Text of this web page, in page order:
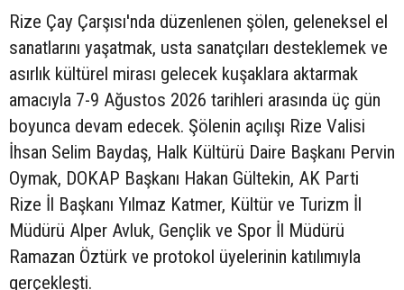
Rize Çay Çarşısı'nda düzenlenen şölen, geleneksel el
sanatlarını yaşatmak, usta sanatçıları desteklemek ve
asırlık kültürel mirası gelecek kuşaklara aktarmak
amacıyla 7-9 Ağustos 2026 tarihleri arasında üç gün
boyunca devam edecek. Şölenin açılışı Rize Valisi
İhsan Selim Baydaş, Halk Kültürü Daire Başkanı Pervin
Oymak, DOKAP Başkanı Hakan Gültekin, AK Parti
Rize İl Başkanı Yılmaz Katmer, Kültür ve Turizm İl
Müdürü Alper Avluk, Gençlik ve Spor İl Müdürü
Ramazan Öztürk ve protokol üyelerinin katılımıyla
gerçekleşti.